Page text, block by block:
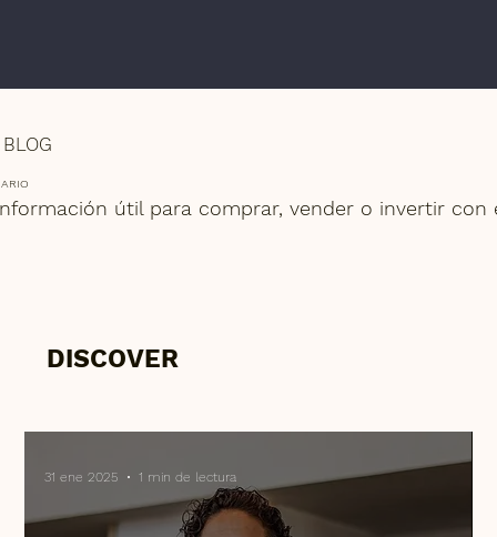
DISCOVER
31 ene 2025 1 min de lectura
BLOG
útil para comprar, vender o invertir con